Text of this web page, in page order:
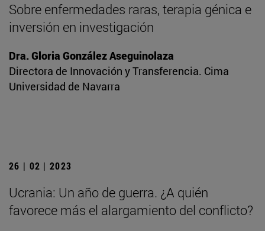
Sobre enfermedades raras, terapia génica e
inversión en investigación
Dra. Gloria González Aseguinolaza
Directora de Innovación y Transferencia. Cima
Universidad de Navarra
26 | 02 | 2023
Ucrania: Un año de guerra. ¿A quién
favorece más el alargamiento del conflicto?